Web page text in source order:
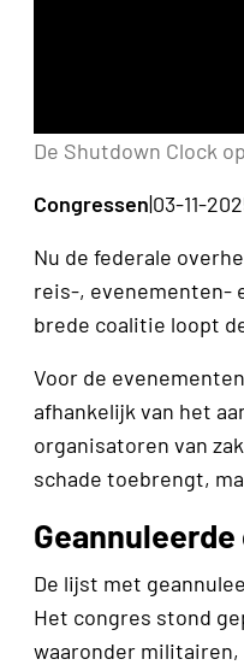
De Shutdown Clock
Congressen|03-11-
Nu de federale
reis-, evenementen-
brede coalitie loopt
Voor de
afhankelijk van het
organisatoren van
schade toebrengt,
De lijst met
Het congres stond
waaronder